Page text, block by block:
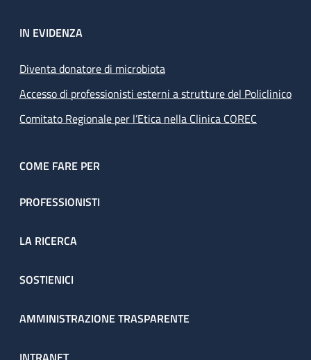
IN EVIDENZA
Diventa donatore di microbiota
Accesso di professionisti esterni a strutture del Policlinico
Comitato Regionale per l’Etica nella Clinica COREC
COME FARE PER
PROFESSIONISTI
LA RICERCA
SOSTIENICI
AMMINISTRAZIONE TRASPARENTE